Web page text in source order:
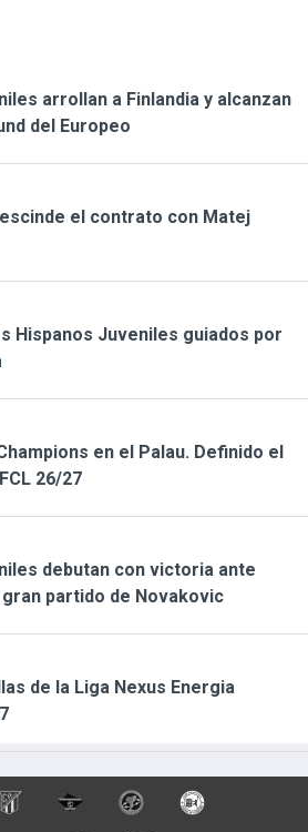
arrollan a Finlandia y alcanzan
del Europeo
el contrato con Matej
Hispanos Juveniles guiados por
en el Palau. Definido el
26/27
debutan con victoria ante
partido de Novakovic
de la Liga Nexus Energia